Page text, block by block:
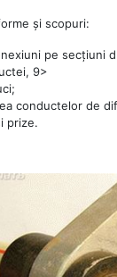
și scopuri:
pe secțiuni
9>
conductelor de
prize.